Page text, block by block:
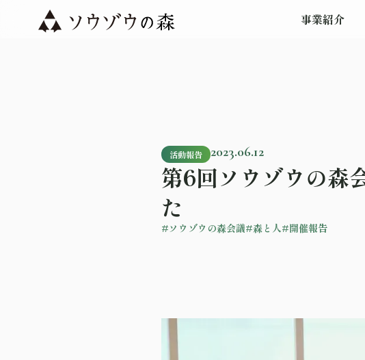
事業紹介
活動報告 2023.06.12
第6回ソウゾウの森
た
#ソウゾウの森会議#森と人#開催報告